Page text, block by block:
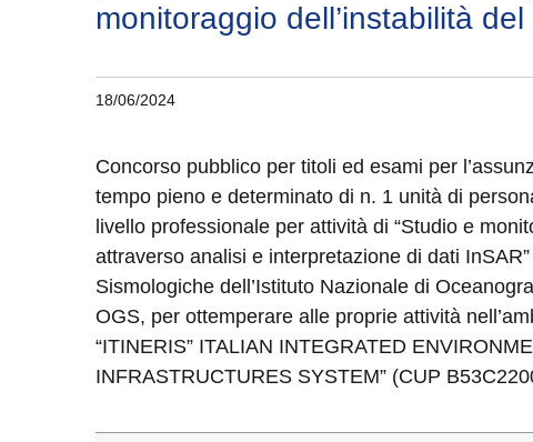
monitoraggio dell’instabilità
18/06/2024
Concorso pubblico per titoli ed esami per
tempo pieno e determinato di n. 1 unità di
livello professionale per attività di “Studio e
attraverso analisi e interpretazione di dati
Sismologiche dell’Istituto Nazionale di
OGS, per ottemperare alle proprie attività
“ITINERIS” ITALIAN INTEGRATED
INFRASTRUCTURES SYSTEM” (CUP